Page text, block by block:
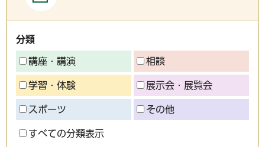
分類
講座・講演 相談
学習・体験 展示会・展覧会
スポーツ その他
すべての分類表示